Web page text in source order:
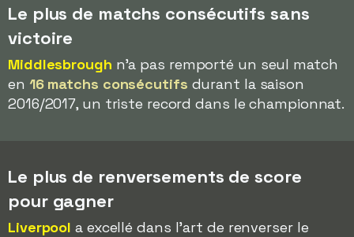
Le plus de matchs consécutifs sans
victoire
Middlesbrough n'a pas remporté un seul match
en 16 matchs consécutifs durant la saison
2016/2017, un triste record dans le championnat.
Le plus de renversements de score
pour gagner
Liverpool a excellé dans l'art de renverser le